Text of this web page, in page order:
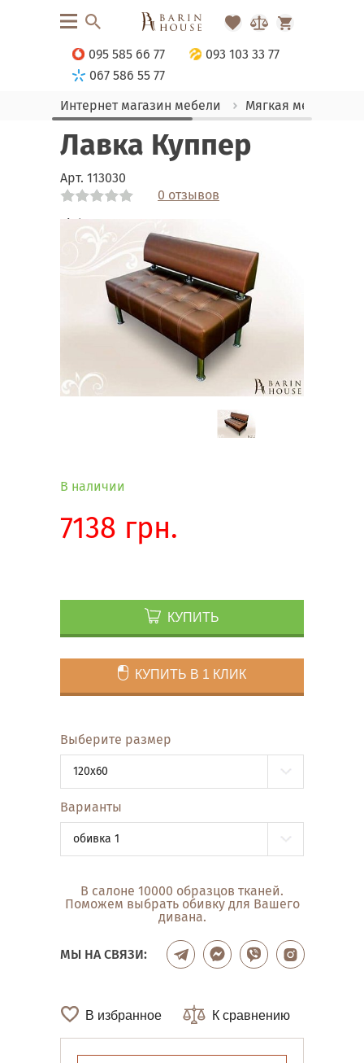
095 585 66 77
093 103 33 77
067 586 55 77
Интернет магазин мебели
Мягкая мебель
Лавка Куппер
Арт. 113030
0 отзывов
Link
В наличии
7138 грн.
КУПИТЬ
КУПИТЬ В 1 КЛИК
Выберите размер
120x60
Варианты
обивка 1
В салоне 10000 образцов тканей.
Поможем выбрать обивку для Вашего
дивана.
МЫ НА СВЯЗИ:
В избранное К сравнению